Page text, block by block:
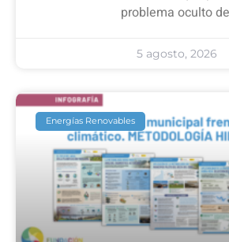
problema oculto
5 agosto, 2026
Energías Renovables